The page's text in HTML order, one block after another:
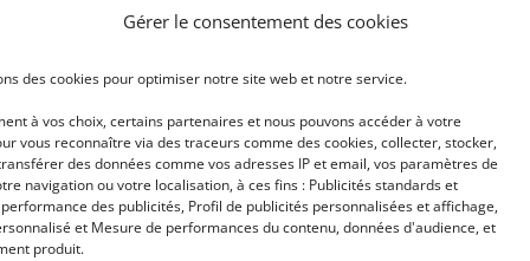
Gérer le consentement des cookies
des cookies pour optimiser notre site web et notre service.
à vos choix, certains partenaires et nous pouvons accéder à votre
vous reconnaître via des traceurs comme des cookies, collecter, stocker,
des données comme vos adresses IP et email, vos paramètres de
navigation ou votre localisation, à ces fins : Publicités standards et
des publicités, Profil de publicités personnalisées et affichage,
et Mesure de performances du contenu, données d'audience, et
produit.
Ajouter
à ma
d'envies
Ethnique
Ajouter
à ma
d'envies